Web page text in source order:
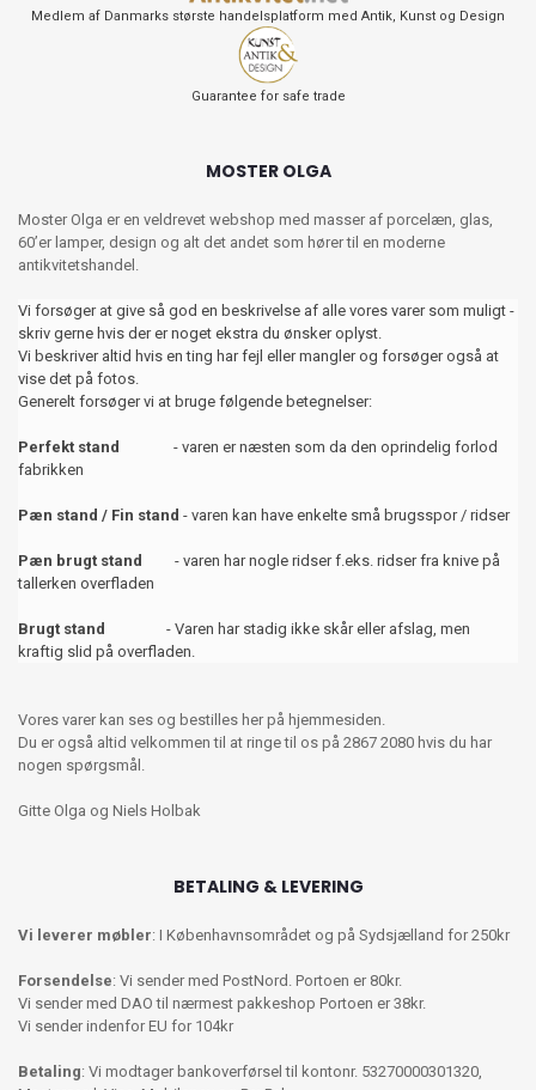
Medlem af Danmarks største handelsplatform med Antik, Kunst og Design
Guarantee for safe trade
MOSTER OLGA
Moster Olga er en veldrevet webshop med masser af porcelæn, glas,
60’er lamper, design og alt det andet som hører til en moderne
antikvitetshandel.
Vi forsøger at give så god en beskrivelse af alle vores varer som muligt -
skriv gerne hvis der er noget ekstra du ønsker oplyst.
Vi beskriver altid hvis en ting har fejl eller mangler og forsøger også at
vise det på fotos.
Generelt forsøger vi at bruge følgende betegnelser:
Perfekt stand - varen er næsten som da den oprindelig forlod
fabrikken
Pæn stand / Fin stand - varen kan have enkelte små brugsspor / ridser
Pæn brugt stand
- varen har nogle ridser f.eks. ridser fra knive på
tallerken overfladen
Brugt stand
- Varen har stadig ikke skår eller afslag, men
kraftig slid på overfladen.
Vores varer kan ses og bestilles her på hjemmesiden.
Du er også altid velkommen til at ringe til os på 2867 2080 hvis du har
nogen spørgsmål.
Gitte Olga og Niels Holbak
BETALING & LEVERING
Vi leverer møbler: I Københavnsområdet og på Sydsjælland for 250kr
Forsendelse: Vi sender med PostNord. Portoen er 80kr.
Vi sender med DAO til nærmest pakkeshop Portoen er 38kr.
Vi sender indenfor EU for 104kr
Betaling: Vi modtager bankoverførsel til kontonr. 53270000301320,